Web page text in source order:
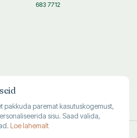
683 7712
pakkuda paremat kasutuskogemust,
sisu. Saad valida,
Loe lahemalt